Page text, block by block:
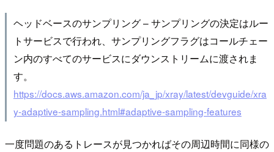
ヘッドベースのサンプリング – サンプリングの決定はルー
トサービスで行われ、サンプリングフラグはコールチェー
ン内のすべてのサービスにダウンストリームに渡されま
す。
https://docs.aws.amazon.com/ja_jp/xray/latest/devguide/xra
y-adaptive-sampling.html#adaptive-sampling-features
一度問題のあるトレースが見つかればその周辺時間に同様の